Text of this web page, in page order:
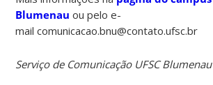
Blumenau ou pelo e-
mail comunicacao.bnu@contato.ufsc.br
Serviço de Comunicação UFSC Blumenau